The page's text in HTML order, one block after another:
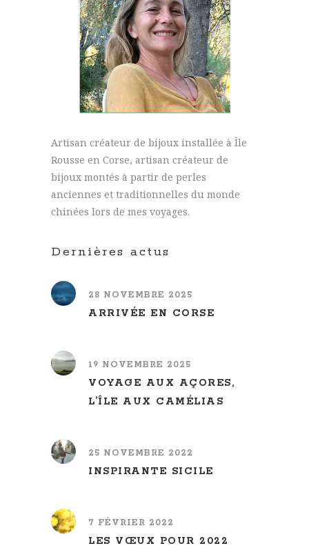
Artisan créateur de bijoux installée à Île
Rousse en Corse, artisan créateur de
bijoux montés à partir de perles
anciennes et traditionnelles du monde
chinées lors de mes voyages.
Dernières actus
28 NOVEMBRE 2025
ARRIVÉE EN CORSE
19 NOVEMBRE 2025
VOYAGE AUX AÇORES,
L’ÎLE AUX CAMÉLIAS
25 NOVEMBRE 2022
INSPIRANTE SICILE
7 FÉVRIER 2022
LES VŒUX POUR 2022